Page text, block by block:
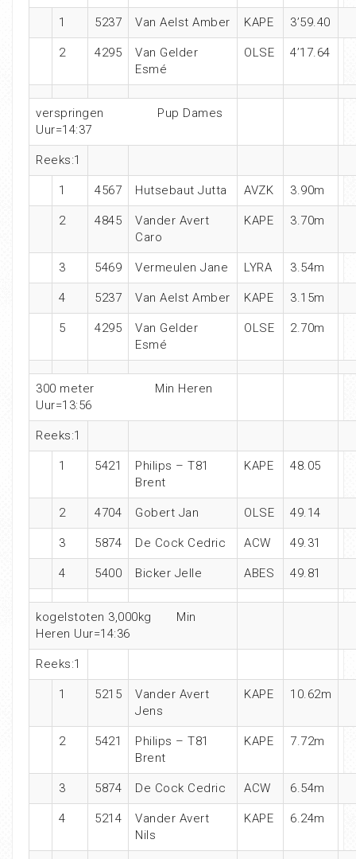
1 5237 Van Aelst Amber KAPE 3’59.40
2 4295
Van Gelder
Esmé
OLSE 4’17.64
verspringen Pup Dames
Uur=14:37
Reeks:1
1 4567 Hutsebaut Jutta AVZK 3.90m
2 4845
Vander Avert
Caro
KAPE 3.70m
3 5469 Vermeulen Jane LYRA 3.54m
4 5237 Van Aelst Amber KAPE 3.15m
5 4295
Van Gelder
Esmé
OLSE 2.70m
300 meter Min Heren
Uur=13:56
Reeks:1
1 5421
Philips – T81
Brent
KAPE 48.05
2 4704 Gobert Jan OLSE 49.14
3 5874 De Cock Cedric ACW 49.31
4 5400 Bicker Jelle ABES 49.81
kogelstoten 3,000kg Min
Heren Uur=14:36
Reeks:1
1 5215
Vander Avert
Jens
KAPE 10.62m
2 5421
Philips – T81
Brent
KAPE 7.72m
3 5874 De Cock Cedric ACW 6.54m
4 5214
Vander Avert
Nils
KAPE 6.24m